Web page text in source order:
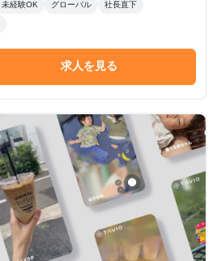
未経験OK グローバル 社長直下
求人を見る